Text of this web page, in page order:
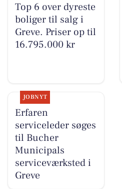
Top 6 over dyreste
boliger til salg i
Greve. Priser op til
16.795.000 kr
JOBNYT
Erfaren
serviceleder søges
til Bucher
Municipals
serviceværksted i
Greve